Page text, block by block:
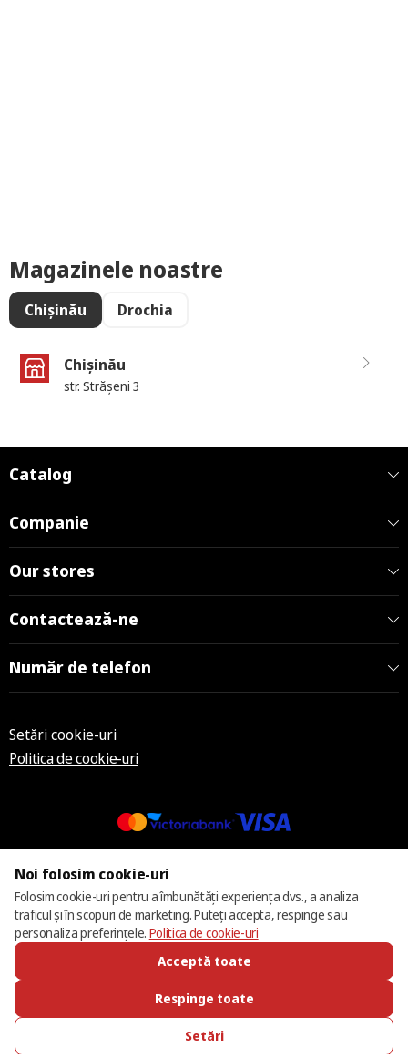
Magazinele noastre
Chișinău Drochia
Chișinău
str. Strășeni 3
Catalog
Companie
Our stores
Contactează-ne
Număr de telefon
Setări cookie-uri
Politica de cookie-uri
© 2013 – 2026 ECOM
SUNĂ-NE FAVORITE CATALOG AUTENTIFICARE
Noi folosim cookie-uri
Folosim cookie-uri pentru a îmbunătăți experiența dvs., a analiza
traficul și în scopuri de marketing. Puteți accepta, respinge sau
personaliza preferințele. Politica de cookie-uri
Acceptă toate
Respinge toate
Setări